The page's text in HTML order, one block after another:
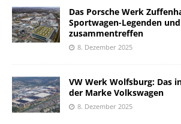
Das Porsche Werk
Sportwagen-Legenden
zusammentreffen
8. Dezember 2025
VW Werk Wolfsburg: Das
der Marke Volkswagen
8. Dezember 2025